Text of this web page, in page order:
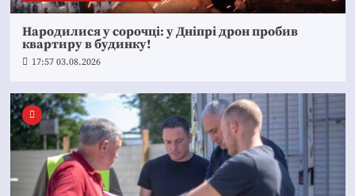
Народилися у сорочці: у Дніпрі дрон пробив
квартиру в будинку!
17:57 03.08.2026